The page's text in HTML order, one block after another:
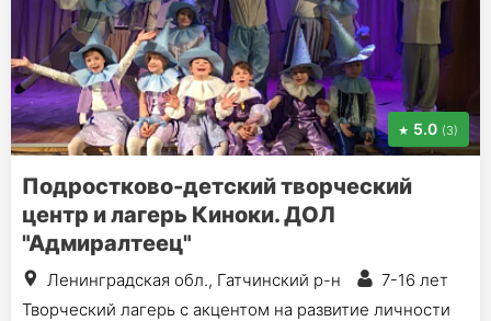
5.0 (3)
Подростково-детский творческий
центр и лагерь Киноки. ДОЛ
"Адмиралтеец"
Ленинградская обл., Гатчинский р-н
7-16 лет
Творческий лагерь с акцентом на развитие личности